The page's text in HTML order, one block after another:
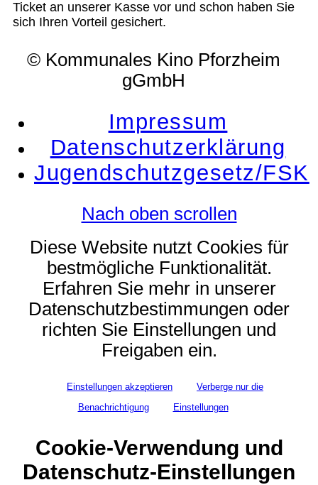
Ticket an unserer Kasse vor und schon haben Sie
sich Ihren Vorteil gesichert.
© Kommunales Kino Pforzheim
gGmbH
Impressum
Datenschutzerklärung
Jugendschutzgesetz/FSK
Nach oben scrollen
Diese Website nutzt Cookies für
bestmögliche Funktionalität.
Erfahren Sie mehr in unserer
Datenschutzbestimmungen oder
richten Sie Einstellungen und
Freigaben ein.
Einstellungen akzeptieren
Verberge nur die
Benachrichtigung
Einstellungen
Cookie-Verwendung und
Datenschutz-Einstellungen